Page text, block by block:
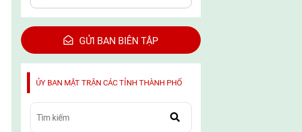
GỬI BAN BIÊN TẬP
ỦY BAN MẶT TRẬN CÁC TỈNH THÀNH PHỐ